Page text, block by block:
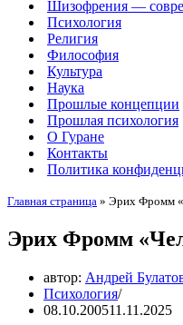
Шизофрения —
Психология
Религия
Философия
Культура
Наука
Прошлые концепции
Прошлая психология
О Гуране
Контакты
Политика
Главная страница » Эрих Фромм
Эрих Фромм
автор: Андрей
Психология
08.10.200511.11.2025